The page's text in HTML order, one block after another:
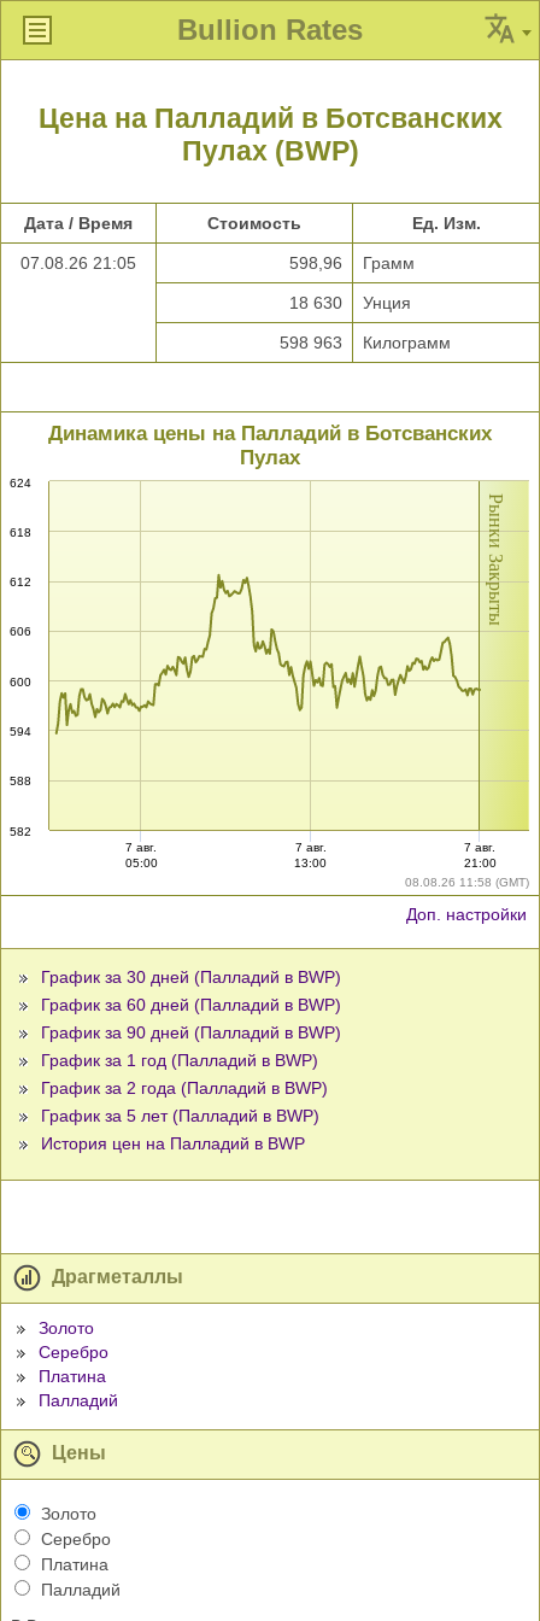
Bullion Rates
Цена на Палладий в Ботсванских
Пулах (BWP)
Дата / Время Стоимость Ед. Изм.
07.08.26 21:05 598,96 Грамм
18 630 Унция
598 963 Килограмм
Рынки Закрыты
08.08.26 11:58 (GMT)
Динамика цены на Палладий в Ботсванских
Пулах
582
588
594
600
606
612
618
624
7 авг.
05:00
7 авг.
13:00
7 авг.
21:00
Доп. настройки
График за 30 дней (Палладий в BWP)
График за 60 дней (Палладий в BWP)
График за 90 дней (Палладий в BWP)
График за 1 год (Палладий в BWP)
График за 2 года (Палладий в BWP)
График за 5 лет (Палладий в BWP)
История цен на Палладий в BWP
Драгметаллы
Золото
Серебро
Платина
Палладий
Цены
Золото
Серебро
Платина
Палладий